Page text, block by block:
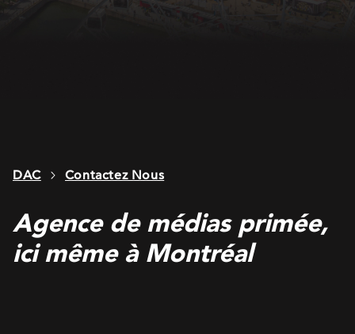
DAC Contactez Nous
Agence de médias primée,
ici même à Montréal